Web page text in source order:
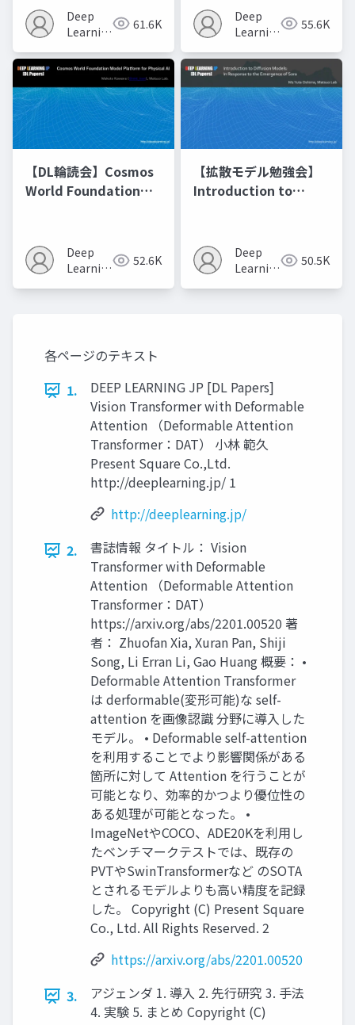
Recipes モデルマージ
の進化的最適化
Deep
Learning
61.6K
Deep
Learning
55.6K
【DL輪読会】Cosmos
World Foundation
Deep
Learning
52.6K
【拡散モデル勉強会】
Introduction to
Deep
Learning
50.5K
各ページのテキスト
1.
DEEP LEARNING JP [DL Papers]
Vision Transformer with Deformable
Attention （Deformable Attention
Transformer：DAT） 小林 範久
Present Square Co.,Ltd.
http://deeplearning.jp/ 1
http://deeplearning.jp/
2.
書誌情報 タイトル： Vision
Transformer with Deformable
Attention （Deformable Attention
Transformer：DAT）
https://arxiv.org/abs/2201.00520 著
者： Zhuofan Xia, Xuran Pan, Shiji
Song, Li Erran Li, Gao Huang 概要： •
Deformable Attention Transformer
は derformable(変形可能)な self-
attention を画像認識 分野に導入した
モデル。 • Deformable self-attention
を利用することでより影響関係がある
箇所に対して Attention を行うことが
可能となり、効率的かつより優位性の
ある処理が可能となった。 •
ImageNetやCOCO、ADE20Kを利用し
たベンチマークテストでは、既存の
PVTやSwinTransformerなど のSOTA
とされるモデルよりも高い精度を記録
した。 Copyright (C) Present Square
Co., Ltd. All Rights Reserved. 2
https://arxiv.org/abs/2201.00520
3.
アジェンダ 1. 導入 2. 先行研究 3. 手法
4. 実験 5. まとめ Copyright (C)